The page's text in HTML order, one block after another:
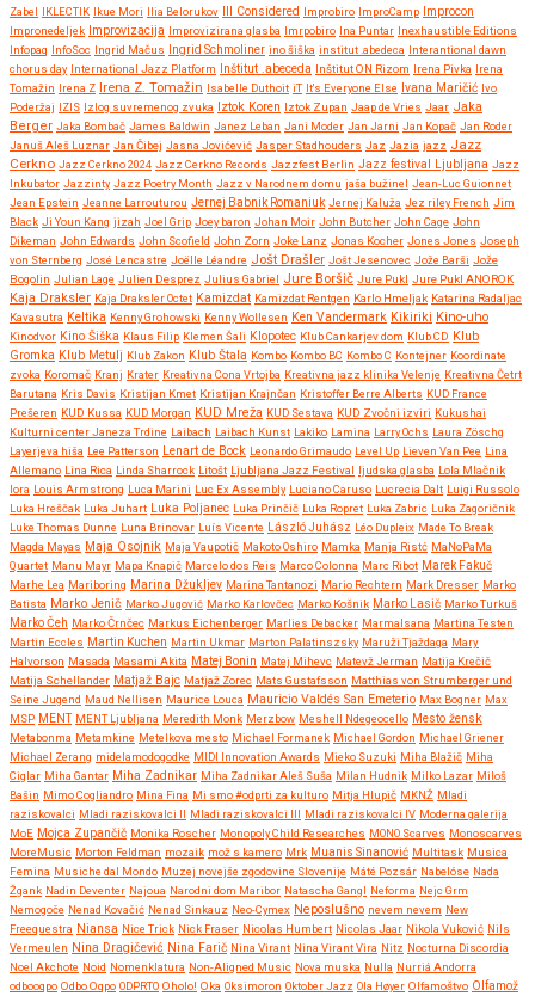
Zabel IKLECTIK Ikue Mori Ilia Belorukov Ill Considered Improbiro ImproCamp
Improcon
Impronedeljek Improvizacija Improvizirana glasba Imrpobiro Ina Puntar Inexhaustible Editions
Infopaq InfoSoc Ingrid Mačus Ingrid Schmoliner ino šiška institut .abedeca Interantional dawn
chorus day International Jazz Platform Inštitut .abeceda Inštitut ON Rizom Irena Pivka Irena
Tomažin Irena Z Irena Z. Tomažin Isabelle Duthoit iT It's Everyone Else Ivana Maričić Ivo
Poderžaj IZIS Izlog suvremenog zvuka Iztok Koren Iztok Zupan Jaap de Vries Jaar Jaka
Berger Jaka Bombač James Baldwin Janez Leban Jani Moder Jan Jarni Jan Kopač Jan Roder
Januš Aleš Luznar Jan Čibej Jasna Jovićević Jasper Stadhouders Jaz Jazia jazz Jazz
Cerkno Jazz Cerkno 2024 Jazz Cerkno Records Jazzfest Berlin Jazz festival Ljubljana Jazz
Inkubator Jazzinty Jazz Poetry Month Jazz v Narodnem domu jaša bužinel Jean-Luc Guionnet
Jean Epstein Jeanne Larrouturou Jernej Babnik Romaniuk Jernej Kaluža Jez riley French Jim
Black Ji Youn Kang jizah Joel Grip Joey baron Johan Moir John Butcher John Cage John
Dikeman John Edwards John Scofield John Zorn Joke Lanz Jonas Kocher Jones Jones Joseph
von Sternberg José Lencastre Joëlle Léandre Jošt Drašler Jošt Jesenovec Jože Barši Jože
Bogolin Julian Lage Julien Desprez Julius Gabriel Jure Boršič Jure Pukl Jure Pukl ANOROK
Kaja Draksler Kaja Draksler Octet Kamizdat Kamizdat Rentgen Karlo Hmeljak Katarina Radaljac
Kavasutra Keltika Kenny Grohowski Kenny Wollesen Ken Vandermark Kikiriki Kino-uho
Kinodvor Kino Šiška Klaus Filip Klemen Šali Klopotec Klub Cankarjev dom Klub CD Klub
Gromka Klub Metulj Klub Zakon Klub Štala Kombo Kombo BC Kombo C Kontejner Koordinate
zvoka Koromač Kranj Krater Kreativna Cona Vrtojba Kreativna jazz klinika Velenje Kreativna Četrt
Barutana Kris Davis Kristijan Kmet Kristijan Krajnčan Kristoffer Berre Alberts KUD France
Prešeren KUD Kussa KUD Morgan KUD Mreža KUD Sestava KUD Zvočni izviri Kukushai
Kulturni center Janeza Trdine Laibach Laibach Kunst Lakiko Lamina Larry Ochs Laura Zöschg
Layerjeva hiša Lee Patterson Lenart de Bock Leonardo Grimaudo Level Up Lieven Van Pee Lina
Allemano Lina Rica Linda Sharrock Litošt Ljubljana Jazz Festival ljudska glasba Lola Mlačnik
lora Louis Armstrong Luca Marini Luc Ex Assembly Luciano Caruso Lucrecia Dalt Luigi Russolo
Luka Hreščak Luka Juhart Luka Poljanec Luka Prinčič Luka Ropret Luka Zabric Luka Zagoričnik
Luke Thomas Dunne Luna Brinovar Luís Vicente László Juhász Léo Dupleix Made To Break
Magda Mayas Maja Osojnik Maja Vaupotič Makoto Oshiro Mamka Manja Ristć MaNoPaMa
Quartet Manu Mayr Mapa Knapič Marcelo dos Reis Marco Colonna Marc Ribot Marek Fakuč
Marhe Lea Mariboring Marina Džukljev Marina Tantanozi Mario Rechtern Mark Dresser Marko
Batista Marko Jenič Marko Jugović Marko Karlovčec Marko Košnik Marko Lasič Marko Turkuš
Marko Čeh Marko Črnčec Markus Eichenberger Marlies Debacker Marmalsana Martina Testen
Martin Eccles Martin Kuchen Martin Ukmar Marton Palatinszsky Maruži Tjaždaga Mary
Halvorson Masada Masami Akita Matej Bonin Matej Mihevc Matevž Jerman Matija Krečič
Matija Schellander Matjaž Bajc Matjaž Zorec Mats Gustafsson Matthias von Strumberger und
Seine Jugend Maud Nellisen Maurice Louca Mauricio Valdés San Emeterio Max Bogner Max
MSP MENT MENT Ljubljana Meredith Monk Merzbow Meshell Ndegeocello Mesto žensk
Metabonma Metamkine Metelkova mesto Michael Formanek Michael Gordon Michael Griener
Michael Zerang midelamodogodke MIDI Innovation Awards Mieko Suzuki Miha Blažič Miha
Ciglar Miha Gantar Miha Zadnikar Miha Zadnikar Aleš Suša Milan Hudnik Milko Lazar Miloš
Bašin Mimo Cogliandro Mina Fina Mi smo #odprti za kulturo Mitja Hlupič MKNŽ Mladi
raziskovalci Mladi raziskovalci II Mladi raziskovalci III Mladi raziskovalci IV Moderna galerija
MoE Mojca Zupančič Monika Roscher Monopoly Child Researches MONO Scarves Monoscarves
MoreMusic Morton Feldman mozaik mož s kamero Mrk Muanis Sinanović Multitask Musica
Femina Musiche dal Mondo Muzej novejše zgodovine Slovenije Máté Pozsár Nabelóse Nada
Žgank Nadin Deventer Najoua Narodni dom Maribor Natascha Gangl Neforma Nejc Grm
Nemogoče Nenad Kovačić Nenad Sinkauz Neo-Cymex Neposlušno nevem nevem New
Freequestra Niansa Nice Trick Nick Fraser Nicolas Humbert Nicolas Jaar Nikola Vuković Nils
Vermeulen Nina Dragičević Nina Farič Nina Virant Nina Virant Vira Nitz Nocturna Discordia
Noel Akchote Noid Nomenklatura Non-Aligned Music Nova muska Nulla Nurriá Andorra
odbooqpo Odbo Oqpo ODPRTO Oholo! Oka Oksimoron Oktober Jazz Ola Høyer Olfamoštvo Olfamož